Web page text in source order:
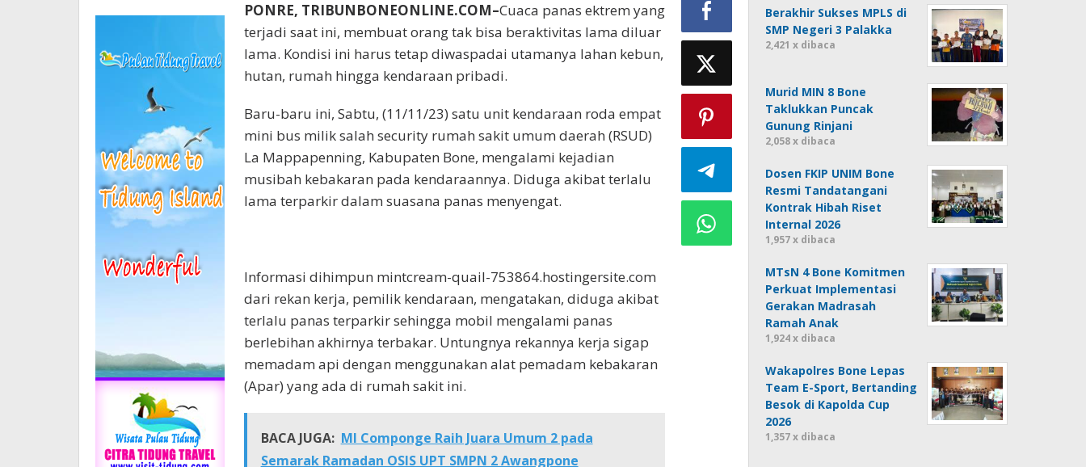
PONRE, TRIBUNBONEONLINE.COM–Cuaca panas ektrem yang
terjadi saat ini, membuat orang tak bisa beraktivitas lama diluar
lama. Kondisi ini harus tetap diwaspadai utamanya lahan kebun,
hutan, rumah hingga kendaraan pribadi.
Baru-baru ini, Sabtu, (11/11/23) satu unit kendaraan roda empat
mini bus milik salah security rumah sakit umum daerah (RSUD)
La Mappapenning, Kabupaten Bone, mengalami kejadian
musibah kebakaran pada kendaraannya. Diduga akibat terlalu
lama terparkir dalam suasana panas menyengat.
Informasi dihimpun mintcream-quail-753864.hostingersite.com
dari rekan kerja, pemilik kendaraan, mengatakan, diduga akibat
terlalu panas terparkir sehingga mobil mengalami panas
berlebihan akhirnya terbakar. Untungnya rekannya kerja sigap
memadam api dengan menggunakan alat pemadam kebakaran
(Apar) yang ada di rumah sakit ini.
BACA JUGA: MI Componge Raih Juara Umum 2 pada
Semarak Ramadan OSIS UPT SMPN 2 Awangpone
Berakhir Sukses MPLS di
SMP Negeri 3 Palakka
2,421 x dibaca
Murid MIN 8 Bone
Taklukkan Puncak
Gunung Rinjani
2,058 x dibaca
Dosen FKIP UNIM Bone
Resmi Tandatangani
Kontrak Hibah Riset
Internal 2026
1,957 x dibaca
MTsN 4 Bone Komitmen
Perkuat Implementasi
Gerakan Madrasah
Ramah Anak
1,924 x dibaca
Wakapolres Bone Lepas
Team E-Sport, Bertanding
Besok di Kapolda Cup
2026
1,357 x dibaca